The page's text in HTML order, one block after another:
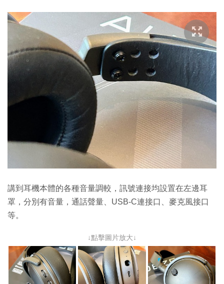
講到耳機本體的各種音量調較，訊號連接均設置在左邊耳
罩，分別有音量，通話聲量、USB-C連接口、麥克風接口
等。
↓點擊圖片放大↓